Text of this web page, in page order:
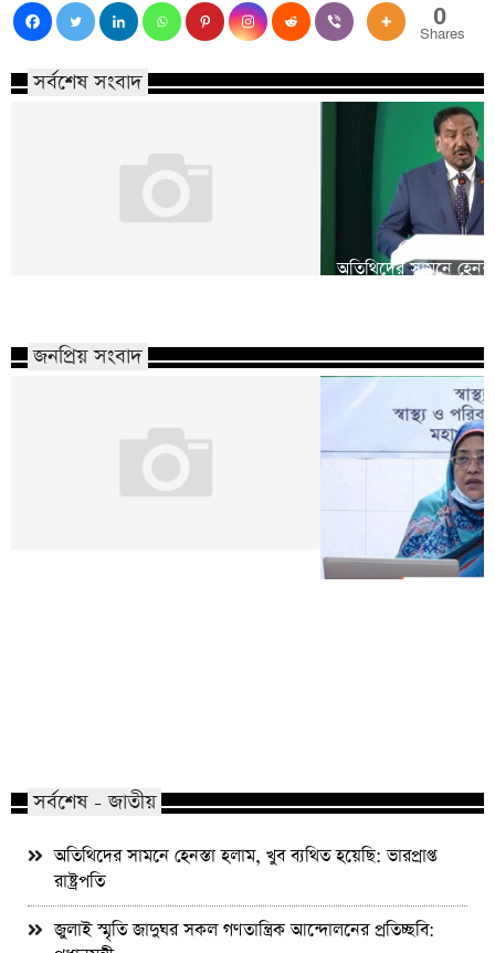
0
Shares
সর্বশেষ সংবাদ
অতিথিদের সামনে
জনপ্রিয় সংবাদ
সর্বশেষ - জাতীয়
অতিথিদের সামনে হেনস্তা হলাম, খুব ব্যথিত হয়েছি: ভারপ্রাপ্ত
রাষ্ট্রপতি
জুলাই স্মৃতি জাদুঘর সকল গণতান্ত্রিক আন্দোলনের প্রতিচ্ছবি: